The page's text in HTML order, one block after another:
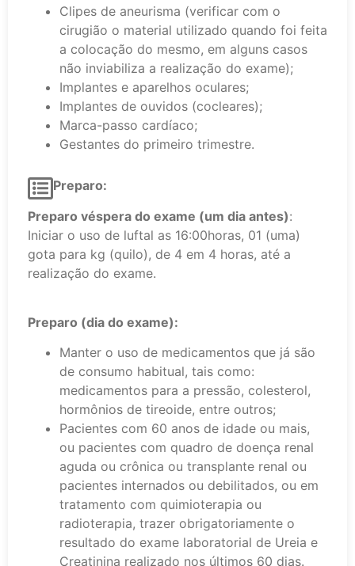
Clipes de aneurisma (verificar com o
cirugião o material utilizado quando foi feita
a colocação do mesmo, em alguns casos
não inviabiliza a realização do exame);
Implantes e aparelhos oculares;
Implantes de ouvidos (cocleares);
Marca-passo cardíaco;
Gestantes do primeiro trimestre.
Preparo:
Preparo véspera do exame (um dia antes):
Iniciar o uso de luftal as 16:00horas, 01 (uma)
gota para kg (quilo), de 4 em 4 horas, até a
realização do exame.
Preparo (dia do exame):
Manter o uso de medicamentos que já são
de consumo habitual, tais como:
medicamentos para a pressão, colesterol,
hormônios de tireoide, entre outros;
Pacientes com 60 anos de idade ou mais,
ou pacientes com quadro de doença renal
aguda ou crônica ou transplante renal ou
pacientes internados ou debilitados, ou em
tratamento com quimioterapia ou
radioterapia, trazer obrigatoriamente o
resultado do exame laboratorial de Ureia e
Creatinina realizado nos últimos 60 dias.